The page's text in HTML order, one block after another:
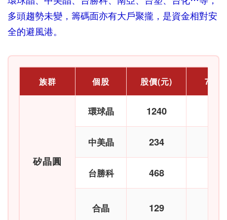
多頭趨勢未變，籌碼面亦有大戶聚攏，是資金相對安
全的避風港。
族群 個股 股價(元) 7/22
矽晶圓
環球晶 1240
中美晶 234
台勝科 468
合晶 129